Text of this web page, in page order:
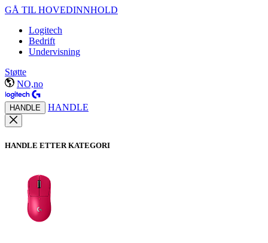
GÅ TIL HOVEDINNHOLD
Logitech
Bedrift
Undervisning
Støtte
NO,no
HANDLE HANDLE
HANDLE ETTER KATEGORI